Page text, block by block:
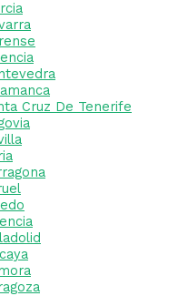
Cruz De Tenerife